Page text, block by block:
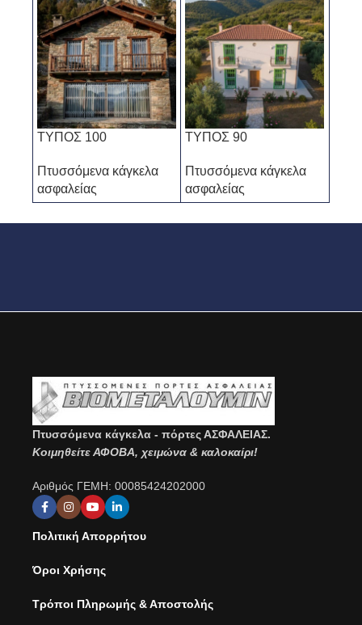
ΤΥΠΟΣ 100
Πτυσσόμενα κάγκελα
ασφαλείας
ΤΥΠΟΣ 90
Πτυσσόμενα κάγκελα
ασφαλείας
Πτυσσόμενα κάγκελα - πόρτες ΑΣΦΑΛΕΙΑΣ.
Κοιμηθείτε ΑΦΟΒΑ, χειμώνα & καλοκαίρι!
Αριθμός ΓΕΜΗ: 00085424202000
Πολιτική Απορρήτου
Όροι Χρήσης
Τρόποι Πληρωμής & Αποστολής